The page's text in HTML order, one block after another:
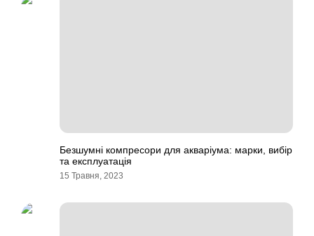
Безшумні компресори для акваріума: марки, вибір
та експлуатація
15 Травня, 2023